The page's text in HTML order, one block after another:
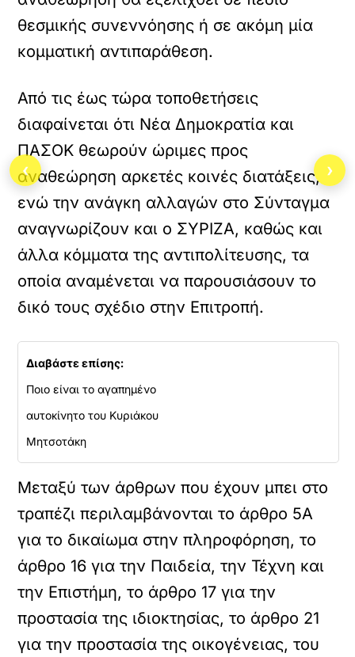
θεσμικής συνεννόησης ή σε ακόμη μία
κομματική αντιπαράθεση.
Από τις έως τώρα τοποθετήσεις
διαφαίνεται ότι Νέα Δημοκρατία και
ΠΑΣΟΚ θεωρούν ώριμες προς
αναθεώρηση αρκετές κοινές διατάξεις,
ενώ την ανάγκη αλλαγών στο Σύνταγμα
αναγνωρίζουν και ο ΣΥΡΙΖΑ, καθώς και
άλλα κόμματα της αντιπολίτευσης, τα
οποία αναμένεται να παρουσιάσουν το
δικό τους σχέδιο στην Επιτροπή.
Διαβάστε επίσης:
Ποιο είναι το αγαπημένο
αυτοκίνητο του Κυριάκου
Μητσοτάκη
Μεταξύ των άρθρων που έχουν μπει στο
τραπέζι περιλαμβάνονται το άρθρο 5Α
για το δικαίωμα στην πληροφόρηση, το
άρθρο 16 για την Παιδεία, την Τέχνη και
την Επιστήμη, το άρθρο 17 για την
προστασία της ιδιοκτησίας, το άρθρο 21
για την προστασία της οικογένειας, του
‹ ›